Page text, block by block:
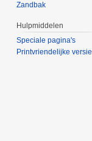
Zandbak
Hulpmiddelen
Speciale pagina's
Printvriendelijke versie